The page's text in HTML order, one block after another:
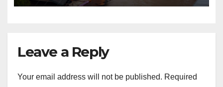
Leave a Reply
Your email address will not be published. Required